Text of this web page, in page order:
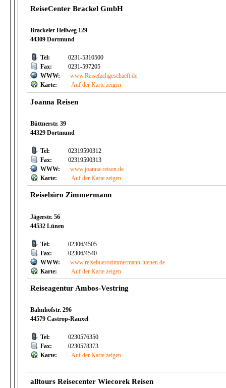
ReiseCenter Brackel GmbH
Brackeler Hellweg 129
44309 Dortmund
Tel:
0231-5310500
Fax:
0231-597205
WWW:
www.Reisefachgeschaeft.de
Karte:
Auf der Karte zeigen
Joanna Reisen
Büttnerstr. 39
44329 Dortmund
Tel:
02319590312
Fax:
02319590313
WWW:
www.joanna-reisen.de
Karte:
Auf der Karte zeigen
Reisebüro Zimmermann
Jägerstr. 56
44532 Lünen
Tel:
02306/4505
Fax:
02306/4540
WWW:
www.reisebuerozimmermann-luenen.de
Karte:
Auf der Karte zeigen
Reiseagentur Ambos-Vestring
Bahnhofstr. 296
44579 Castrop-Rauxel
Tel:
0230576350
Fax:
0230578373
Karte:
Auf der Karte zeigen
alltours Reisecenter Wiecorek Reisen